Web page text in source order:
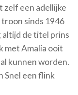
zelf een adellijke
sinds 1946
altijd de titel prins
met Amalia ooit
kunnen worden.
Snel een flink